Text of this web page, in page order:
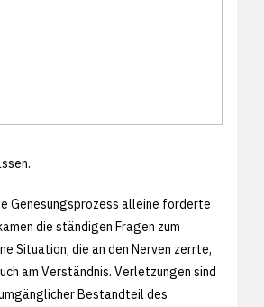
Genesungsprozess alleine forderte
die ständigen Fragen zum
Situation, die an den Nerven zerrte,
am Verständnis. Verletzungen sind
Bestandteil des